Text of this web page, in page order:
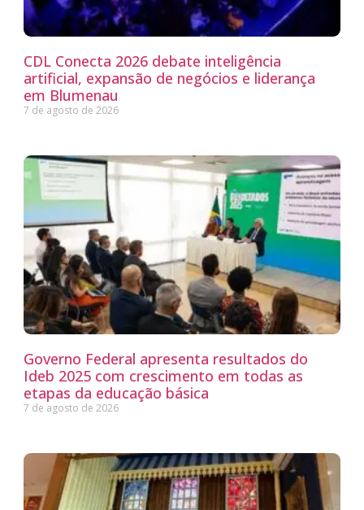
CDL Conecta 2026 debate inteligência
artificial, expansão de negócios e liderança
em Blumenau
7 de agosto de 2026
Governo Federal apresenta resultados do
Ideb 2025 com crescimento em todas as
etapas da educação básica
7 de agosto de 2026